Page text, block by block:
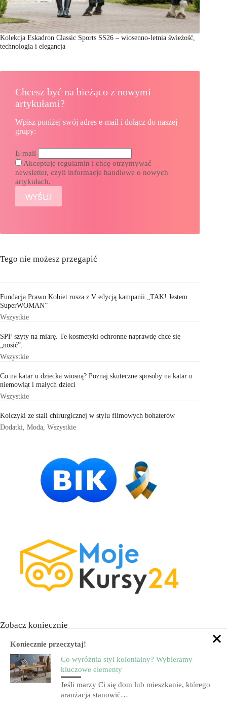
Kolekcja Eskadron Classic Sports SS26 – wiosenno-letnia świeżość,
technologia i elegancja
Chcesz być na bieżąco z nowymi
artykułami?
Wpisz poniżej swój adres e-mail i dołącz do naszej
grupy:
E-mail
Akceptuję regulamin i chcę otrzymywać
newsletter, czyli informacje handlowe o nowych
artykułach.
Tego nie możesz przegapić
Fundacja Prawo Kobiet rusza z V edycją kampanii „TAK! Jestem
SuperWOMAN”
Wszystkie
SPF szyty na miarę. Te kosmetyki ochronne naprawdę chce się
„nosić”.
Wszystkie
Co na katar u dziecka wiosną? Poznaj skuteczne sposoby na katar u
niemowląt i małych dzieci
Wszystkie
Kolczyki ze stali chirurgicznej w stylu filmowych bohaterów
Dodatki, Moda, Wszystkie
Zobacz koniecznie
Koniecznie przeczytaj!
Co wyróżnia styl kolonialny? Wybieramy
kluczowe elementy
Jeśli marzy Ci się dom lub mieszkanie, którego
aranżacja stanowić…